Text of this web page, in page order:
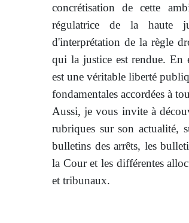
concrétisation de cette
régulatrice de la haute
d'interprétation de la règle
qui la justice est rendue.
est une véritable liberté
fondamentales accordées à
Aussi, je vous invite à
rubriques sur son actualité,
bulletins des arrêts, les
la Cour et les différentes
et tribunaux.